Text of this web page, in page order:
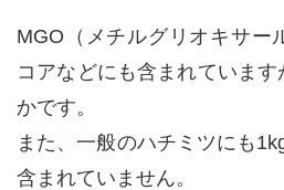
MGO（メチルグリオキサー
コアなどにも含まれていま
かです。
また、一般のハチミツにも
含まれていません。